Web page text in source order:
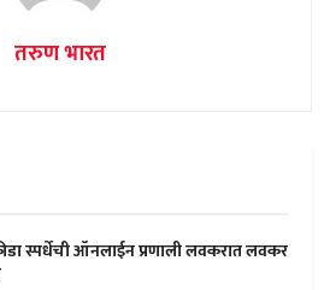
तरुण भारत
स्पर्धेची ऑनलाईन प्रणाली लवकरात लवकर